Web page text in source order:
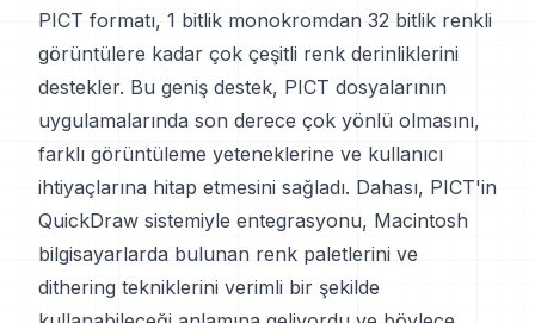
PICT formatı, 1 bitlik monokromdan 32 bitlik renkli
görüntülere kadar çok çeşitli renk derinliklerini
destekler. Bu geniş destek, PICT dosyalarının
uygulamalarında son derece çok yönlü olmasını,
farklı görüntüleme yeteneklerine ve kullanıcı
ihtiyaçlarına hitap etmesini sağladı. Dahası, PICT'in
QuickDraw sistemiyle entegrasyonu, Macintosh
bilgisayarlarda bulunan renk paletlerini ve
dithering tekniklerini verimli bir şekilde